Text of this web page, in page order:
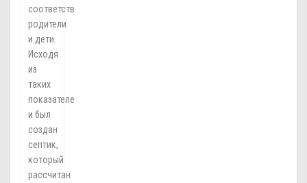
соответственно
родители
и дети.
Исходя
из
таких
показателей
и был
создан
септик,
который
рассчитан